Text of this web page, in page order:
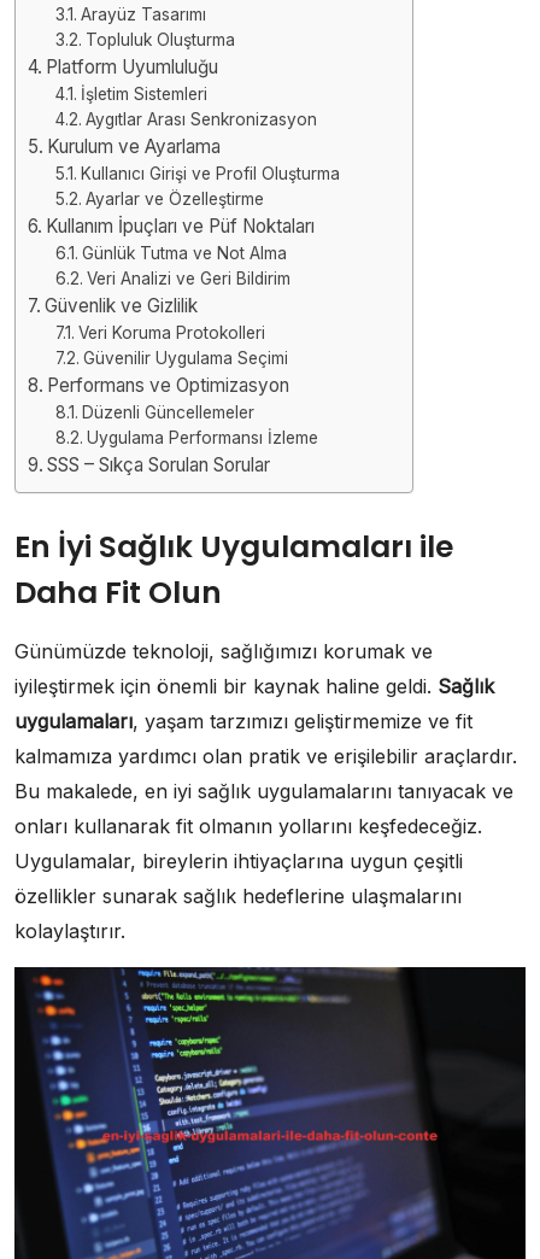
Arayüz Tasarımı
Topluluk Oluşturma
Platform Uyumluluğu
İşletim Sistemleri
Aygıtlar Arası Senkronizasyon
Kurulum ve Ayarlama
Kullanıcı Girişi ve Profil Oluşturma
Ayarlar ve Özelleştirme
Kullanım İpuçları ve Püf Noktaları
Günlük Tutma ve Not Alma
Veri Analizi ve Geri Bildirim
Güvenlik ve Gizlilik
Veri Koruma Protokolleri
Güvenilir Uygulama Seçimi
Performans ve Optimizasyon
Düzenli Güncellemeler
Uygulama Performansı İzleme
SSS – Sıkça Sorulan Sorular
En İyi Sağlık Uygulamaları ile
Daha Fit Olun
Günümüzde teknoloji, sağlığımızı korumak ve
iyileştirmek için önemli bir kaynak haline geldi. Sağlık
uygulamaları, yaşam tarzımızı geliştirmemize ve fit
kalmamıza yardımcı olan pratik ve erişilebilir araçlardır.
Bu makalede, en iyi sağlık uygulamalarını tanıyacak ve
onları kullanarak fit olmanın yollarını keşfedeceğiz.
Uygulamalar, bireylerin ihtiyaçlarına uygun çeşitli
özellikler sunarak sağlık hedeflerine ulaşmalarını
kolaylaştırır.